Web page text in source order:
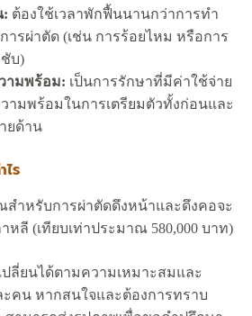
: ต้องใช้เวลาพักฟื้นนานกว่าการทำ
ารผ่าตัด (เช่น การร้อยไหม หรือการ
บ)
ามพร้อม: เป็นการรักษาที่มีค่าใช้จ่าย
ามพร้อมในการเตรียมตัวทั้งก่อนและ
ยด้าน
ไร
สำหรับการผ่าตัดดึงหน้าและดึงคอจะ
หลี (เทียบเท่าประมาณ 580,000 บาท)
ลี่ยนได้ตามความเหมาะสมและ
คน หากสนใจและต้องการทราบ